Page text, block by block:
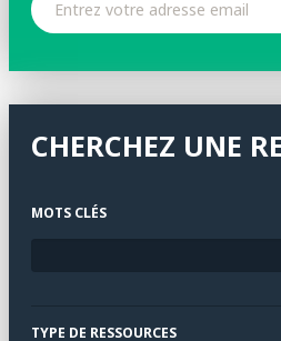
CHERCHEZ UNE
MOTS CLÉS
TYPE DE RESSOURCES